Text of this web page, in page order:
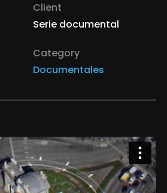
Client
Serie documental
Category
Documentales